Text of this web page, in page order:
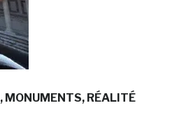
MONUMENTS RÉALITÉ